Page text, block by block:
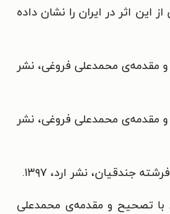
اثر در ایران را نشان داده
مقدمه‌ی محمدعلی فروغی، نشر
مقدمه‌ی محمدعلی فروغی، نشر
جندقیان، نشر ارد‌‫، ۱۳۹۷.‬‬
تصحیح و مقدمه‌ی محمدعلی